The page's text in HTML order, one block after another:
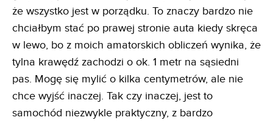
że wszystko jest w porządku. To znaczy bardzo nie
chciałbym stać po prawej stronie auta kiedy skręca
w lewo, bo z moich amatorskich obliczeń wynika, że
tylna krawędź zachodzi o ok. 1 metr na sąsiedni
pas. Mogę się mylić o kilka centymetrów, ale nie
chce wyjść inaczej. Tak czy inaczej, jest to
samochód niezwykle praktyczny, z bardzo